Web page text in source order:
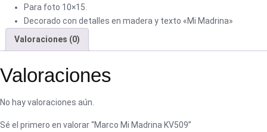
Para foto 10×15.
Decorado con detalles en madera y texto «Mi Madrina»
Valoraciones (0)
Valoraciones
No hay valoraciones aún.
Sé el primero en valorar “Marco Mi Madrina KV509”